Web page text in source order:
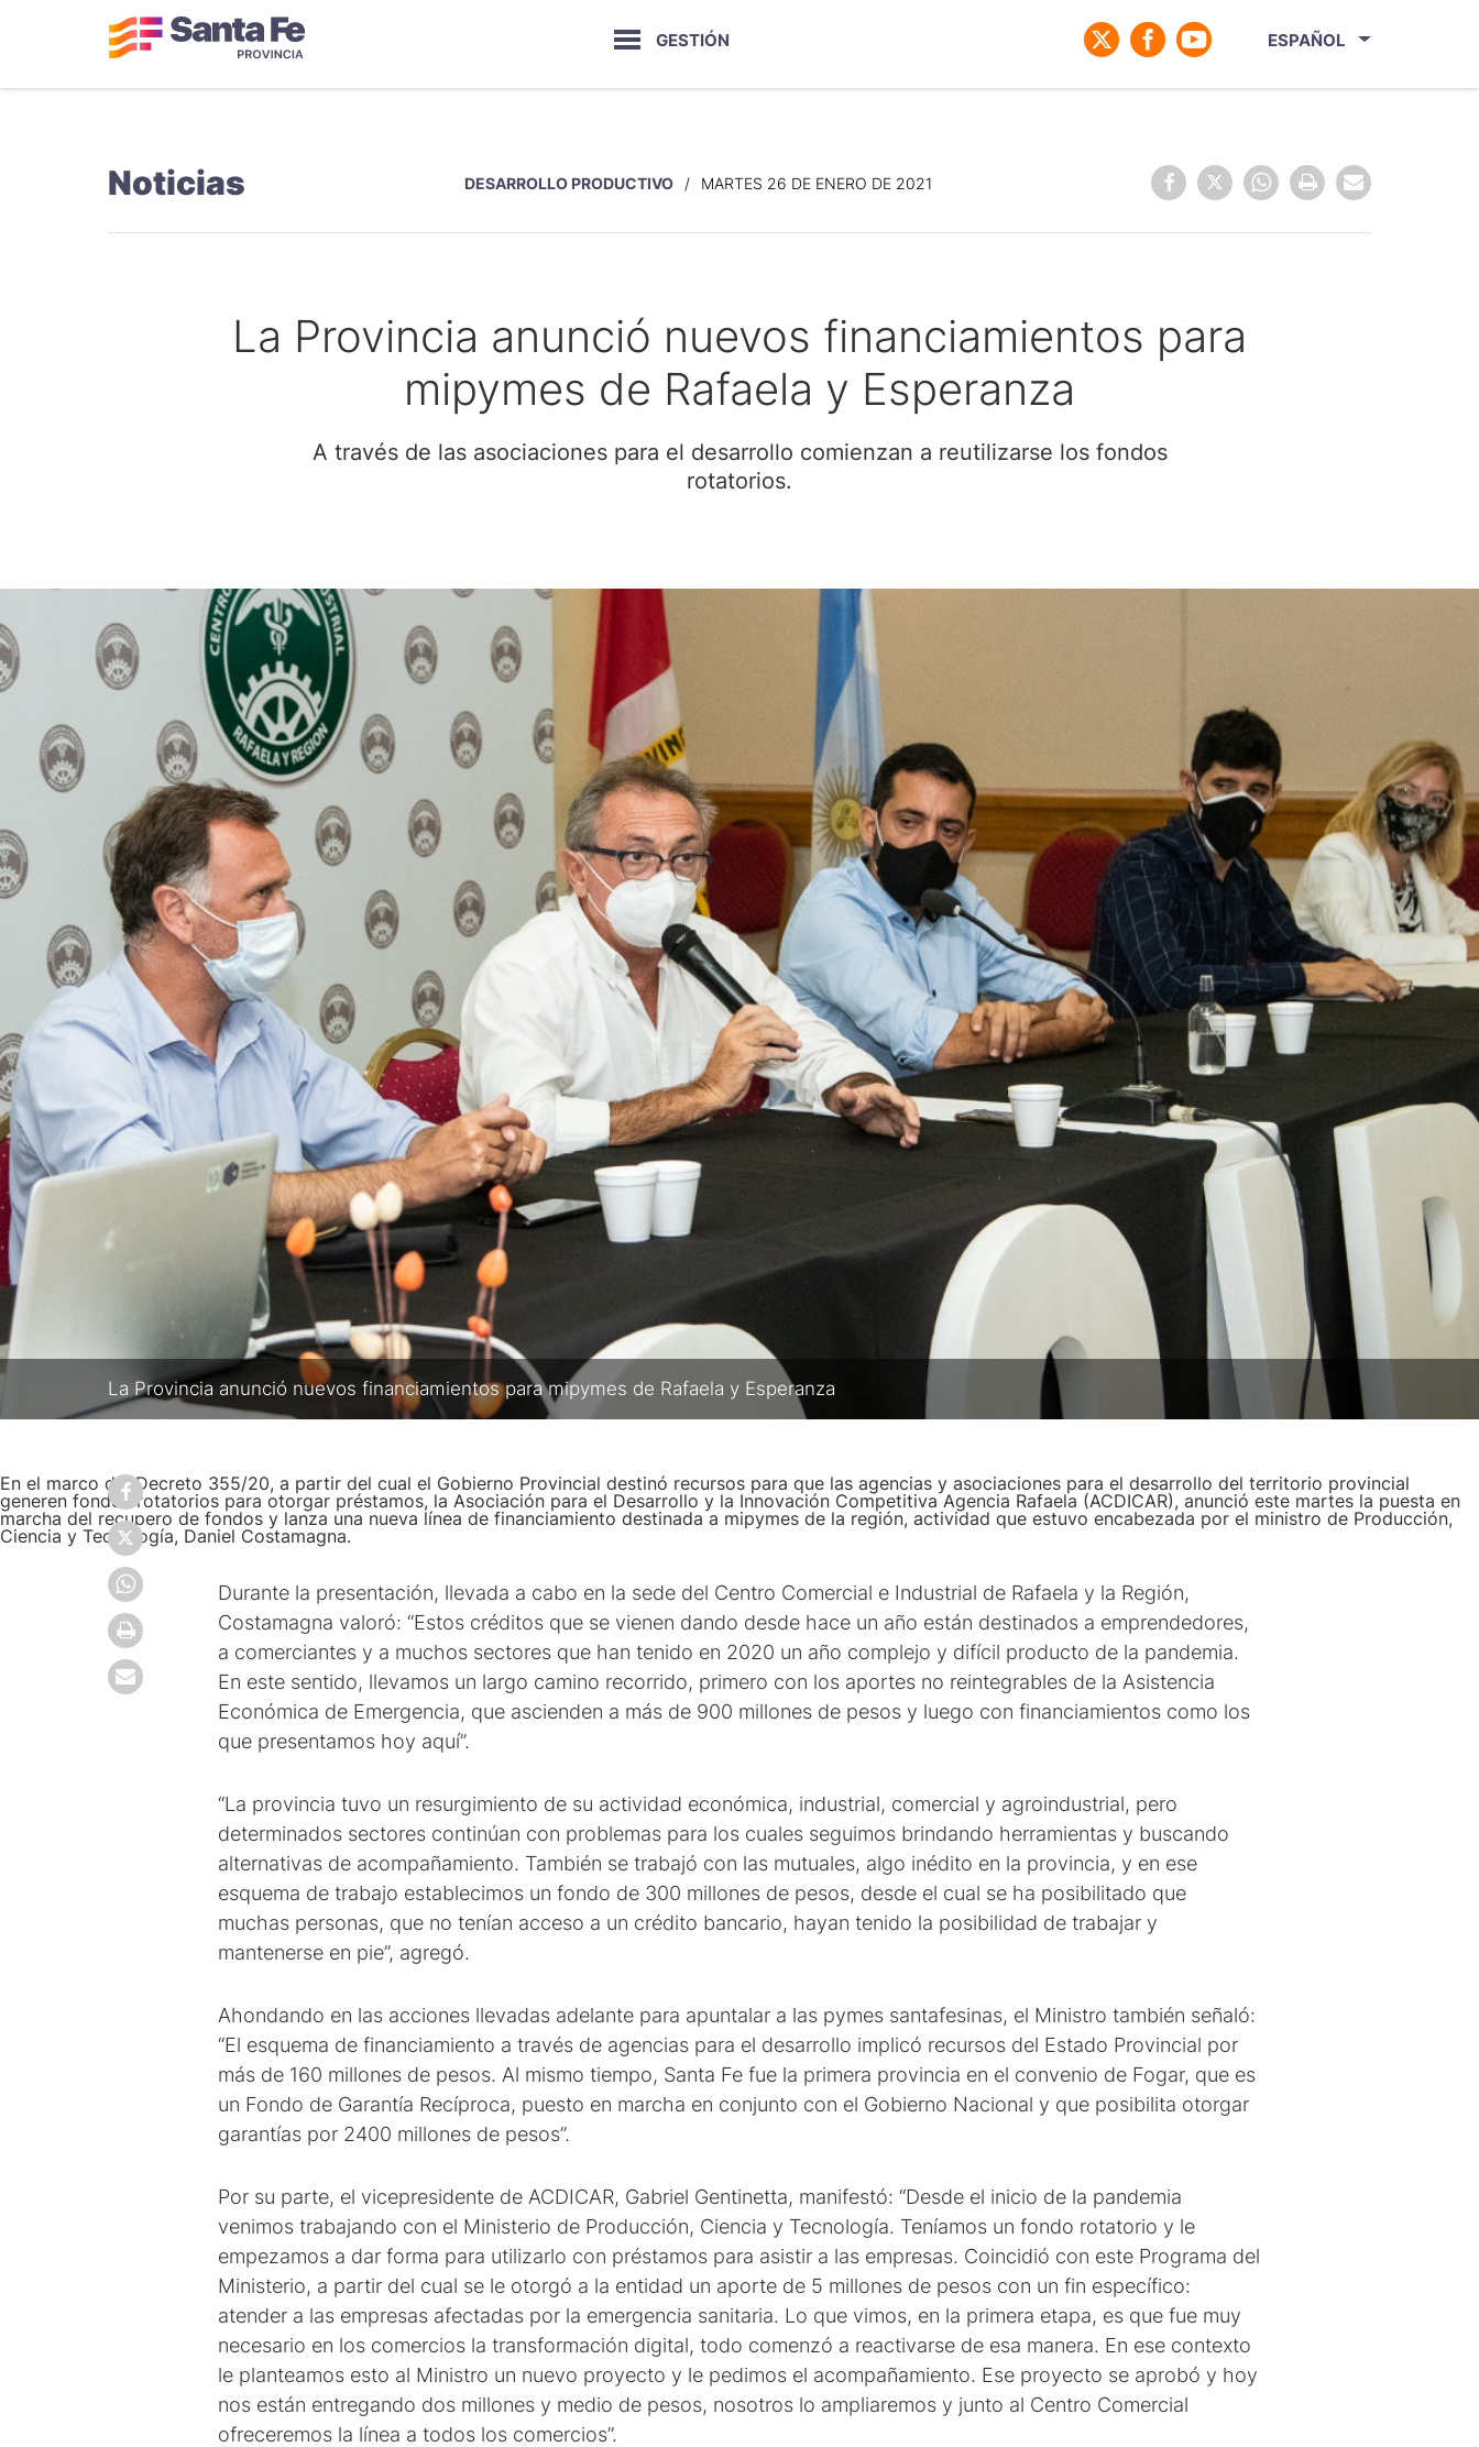
GESTIÓN ESPAÑOL
Noticias DESARROLLO PRODUCTIVO MARTES 26 DE ENERO DE 2021
La Provincia anunció nuevos financiamientos para
mipymes de Rafaela y Esperanza
A través de las asociaciones para el desarrollo comienzan a reutilizarse los fondos
rotatorios.
La Provincia anunció nuevos financiamientos para mipymes de Rafaela y Esperanza
En el marco del Decreto 355/20, a partir del cual el Gobierno Provincial destinó recursos para que las agencias y asociaciones para el desarrollo del territorio provincial
generen fondos rotatorios para otorgar préstamos, la Asociación para el Desarrollo y la Innovación Competitiva Agencia Rafaela (ACDICAR), anunció este martes la puesta en
marcha del recupero de fondos y lanza una nueva línea de financiamiento destinada a mipymes de la región, actividad que estuvo encabezada por el ministro de Producción,
Ciencia y Tecnología, Daniel Costamagna.
Durante la presentación, llevada a cabo en la sede del Centro Comercial e Industrial de Rafaela y la Región,
Costamagna valoró: “Estos créditos que se vienen dando desde hace un año están destinados a emprendedores,
a comerciantes y a muchos sectores que han tenido en 2020 un año complejo y difícil producto de la pandemia.
En este sentido, llevamos un largo camino recorrido, primero con los aportes no reintegrables de la Asistencia
Económica de Emergencia, que ascienden a más de 900 millones de pesos y luego con financiamientos como los
que presentamos hoy aquí”.
“La provincia tuvo un resurgimiento de su actividad económica, industrial, comercial y agroindustrial, pero
determinados sectores continúan con problemas para los cuales seguimos brindando herramientas y buscando
alternativas de acompañamiento. También se trabajó con las mutuales, algo inédito en la provincia, y en ese
esquema de trabajo establecimos un fondo de 300 millones de pesos, desde el cual se ha posibilitado que
muchas personas, que no tenían acceso a un crédito bancario, hayan tenido la posibilidad de trabajar y
mantenerse en pie”, agregó.
Ahondando en las acciones llevadas adelante para apuntalar a las pymes santafesinas, el Ministro también señaló:
“El esquema de financiamiento a través de agencias para el desarrollo implicó recursos del Estado Provincial por
más de 160 millones de pesos. Al mismo tiempo, Santa Fe fue la primera provincia en el convenio de Fogar, que es
un Fondo de Garantía Recíproca, puesto en marcha en conjunto con el Gobierno Nacional y que posibilita otorgar
garantías por 2400 millones de pesos”.
Por su parte, el vicepresidente de ACDICAR, Gabriel Gentinetta, manifestó: “Desde el inicio de la pandemia
venimos trabajando con el Ministerio de Producción, Ciencia y Tecnología. Teníamos un fondo rotatorio y le
empezamos a dar forma para utilizarlo con préstamos para asistir a las empresas. Coincidió con este Programa del
Ministerio, a partir del cual se le otorgó a la entidad un aporte de 5 millones de pesos con un fin específico:
atender a las empresas afectadas por la emergencia sanitaria. Lo que vimos, en la primera etapa, es que fue muy
necesario en los comercios la transformación digital, todo comenzó a reactivarse de esa manera. En ese contexto
le planteamos esto al Ministro un nuevo proyecto y le pedimos el acompañamiento. Ese proyecto se aprobó y hoy
nos están entregando dos millones y medio de pesos, nosotros lo ampliaremos y junto al Centro Comercial
ofreceremos la línea a todos los comercios”.